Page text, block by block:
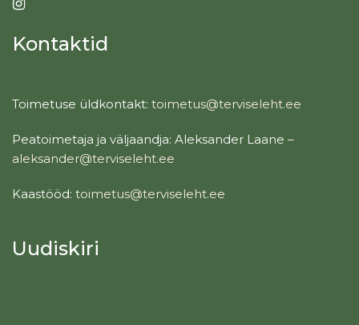
Kontaktid
Toimetuse üldkontakt: toimetus@terviseleht.ee
Peatoimetaja ja väljaandja: Aleksander Laane –
aleksander@terviseleht.ee
Kaastööd: toimetus@terviseleht.ee
Uudiskiri